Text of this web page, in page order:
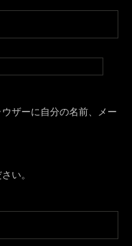
ザーに自分の名前、メー
い。